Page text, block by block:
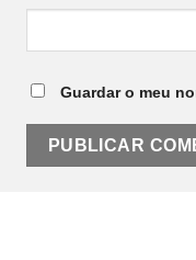
Guardar o meu